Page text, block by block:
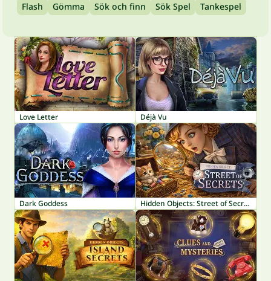
Flash Gömma Sök och finn Sök Spel Tankespel
Love Letter Déjà Vu
Dark Goddess Hidden Objects: Street of Secrets